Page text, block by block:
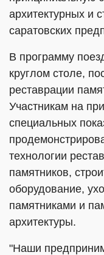
архитектурных и
саратовских
В программу
круглом столе,
реставрации
Участникам на
специальных
технологии
памятников,
оборудование,
памятниками и
архитектуры.
"Наши